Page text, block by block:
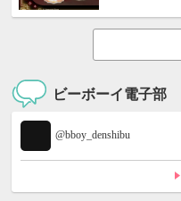
ビーボーイ電子部
@bboy_denshibu